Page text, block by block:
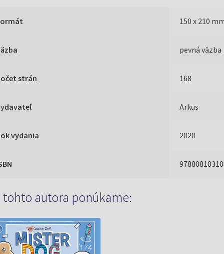
150 x 210
pevná väzba
strán 168
Arkus
vydania 2020
tohto autora ponúkame: